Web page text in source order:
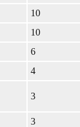
10
10
6
4
3
3